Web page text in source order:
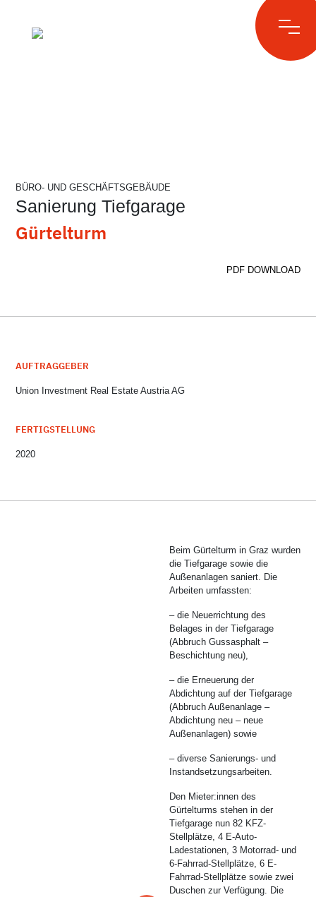
BÜRO- UND GESCHÄFTSGEBÄUDE
Sanierung Tiefgarage
Gürtelturm
PDF DOWNLOAD
AUFTRAGGEBER
Union Investment Real Estate Austria AG
FERTIGSTELLUNG
2020
Beim Gürtelturm in Graz wurden
die Tiefgarage sowie die
Außenanlagen saniert. Die
Arbeiten umfassten:
– die Neuerrichtung des
Belages in der Tiefgarage
(Abbruch Gussasphalt –
Beschichtung neu),
– die Erneuerung der
Abdichtung auf der Tiefgarage
(Abbruch Außenanlage –
Abdichtung neu – neue
Außenanlagen) sowie
– diverse Sanierungs- und
Instandsetzungsarbeiten.
Den Mieter:innen des
Gürtelturms stehen in der
Tiefgarage nun 82 KFZ-
Stellplätze, 4 E-Auto-
Ladestationen, 3 Motorrad- und
6-Fahrrad-Stellplätze, 6 E-
Fahrrad-Stellplätze sowie zwei
Duschen zur Verfügung. Die